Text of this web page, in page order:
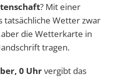
? Mit einer
tatsächliche Wetter zwar
die Wetterkarte in
tragen.
0 Uhrvergibt das